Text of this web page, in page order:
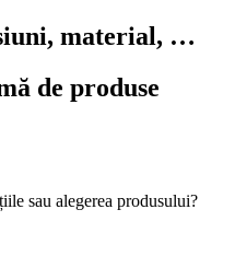
material, …
de produse
sau alegerea produsului?